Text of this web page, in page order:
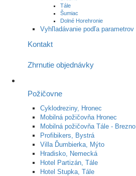
Tále
Šumiac
Dolné Horehronie
Vyhľladávanie podľa parametrov
Kontakt
Zhrnutie objednávky
Požičovne
Cyklodreziny, Hronec
Mobilná požičovňa Hronec
Mobilná požičovňa Tále - Brezno
Profibikers, Bystrá
Villa Ďumbierka, Mýto
Hradisko, Nemecká
Hotel Partizán, Tále
Hotel Stupka, Tále